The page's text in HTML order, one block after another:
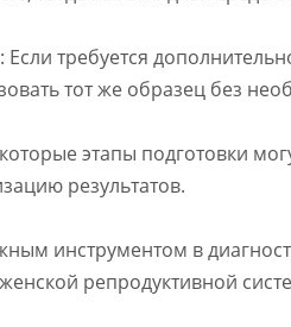
требуется
тот же образец без
этапы подготовки
результатов.
инструментом в
репродуктивной